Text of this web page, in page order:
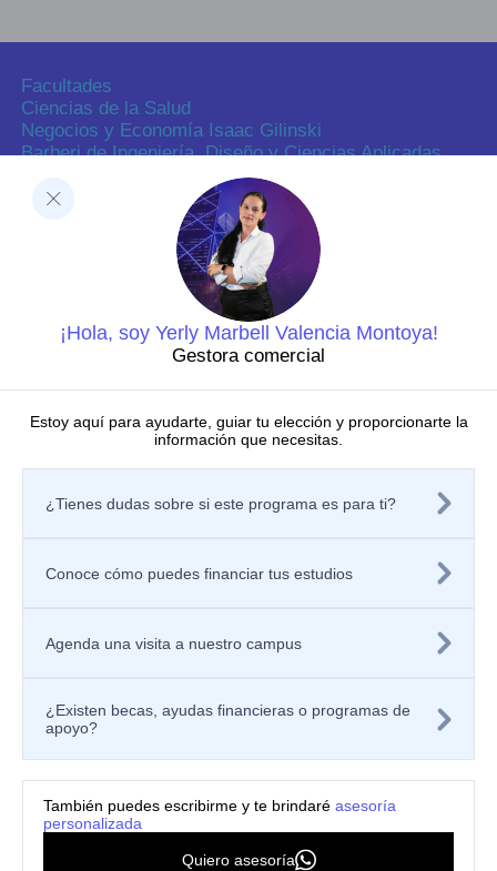
¡Hola, soy Yerly Marbell Valencia Montoya!
Gestora comercial
Estoy aquí para ayudarte, guiar tu elección y proporcionarte la
información que necesitas.
¿Tienes dudas sobre si este programa es para ti?
Conoce cómo puedes financiar tus estudios
Agenda una visita a nuestro campus
¿Existen becas, ayudas financieras o programas de
apoyo?
También puedes escribirme y te brindaré asesoría
personalizada
Quiero asesoría
Celular: +57 300 910 8606
ventanillaunicaicesi@icesi.edu.co
Facultades
Ciencias de la Salud
Negocios y Economía Isaac Gilinski
Barberi de Ingeniería, Diseño y Ciencias Aplicadas
Decanatura de Innovación Educativa y Fortalecimiento
Dirección de Investigaciones
Dirección de investigaciones
Portal de investigación
Grupos y semilleros de investigación
Centros de investigación
Proyectos de investigación
Nuestras publicaciones
Laboratorios
Políticas
Política de privacidad de los sitios web
Política de Seguridad de la Información
Registra tu PQRSF